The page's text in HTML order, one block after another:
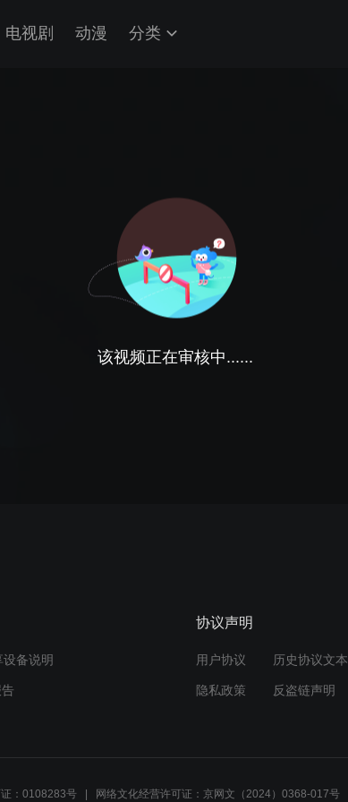
电视剧 动漫 分类
该视频正在审核中......
设备说明
协议声明
用户协议 历史协议文本
隐私政策 反盗链声明
：0108283号 网络文化经营许可证：京网文（2024）0368-017号